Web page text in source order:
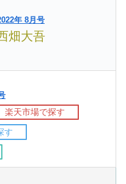
年 8月号
畑大吾
楽天市場で探す
す